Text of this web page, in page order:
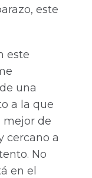
este
este
una
a la que
mejor de
cercano a
No
en el